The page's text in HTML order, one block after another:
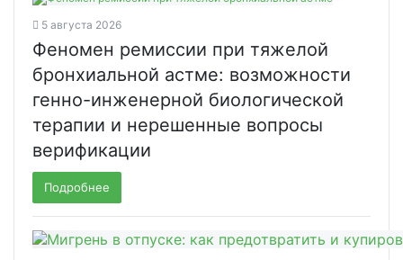
5 августа 2026
Феномен ремиссии при тяжелой
бронхиальной астме: возможности
генно-инженерной биологической
терапии и нерешенные вопросы
верификации
Подробнее